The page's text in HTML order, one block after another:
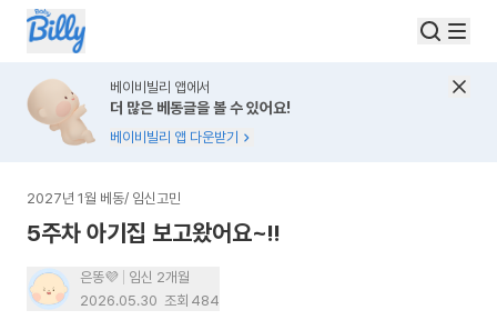
베이비빌리 앱에서
더 많은 베동글을 볼 수 있어요!
베이비빌리 앱 다운받기
2027년 1월 베동/ 임신고민
5주차 아기집 보고왔어요~!!
은똥💜
임신 2개월
2026.05.30 조회 484